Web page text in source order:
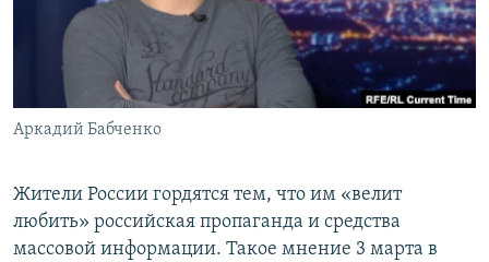
ПОБЕДИТЕЛЕЙ НЕ СУДЯТ?
КРЫМ.НЕПОКОРЕННЫЙ
ELIFBE
УКРАИНСКАЯ ПРОБЛЕМА КРЫМА
ПРИСОЕДИНЯЙТЕСЬ!
Аркадий Бабченко
Жители России гордятся тем, что им «велит
любить» российская пропаганда и средства
массовой информации. Такое мнение 3 марта в